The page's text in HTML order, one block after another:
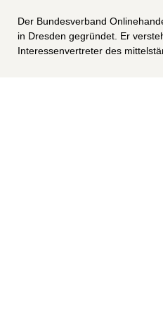
Der Bundesverband
in Dresden gegründet. Er
Interessenvertreter des